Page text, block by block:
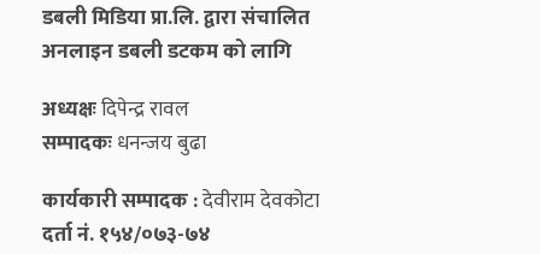
डबली मिडिया प्रा.लि. द्वारा संचालित
अनलाइन डबली डटकम को लागि
अध्यक्षःदिपेन्द्र रावल
सम्पादकःधनन्‍जय बुढा
कार्यकारी सम्पादक :देवीराम देवकोटा
दर्ता नं. १५४/०७३-७४